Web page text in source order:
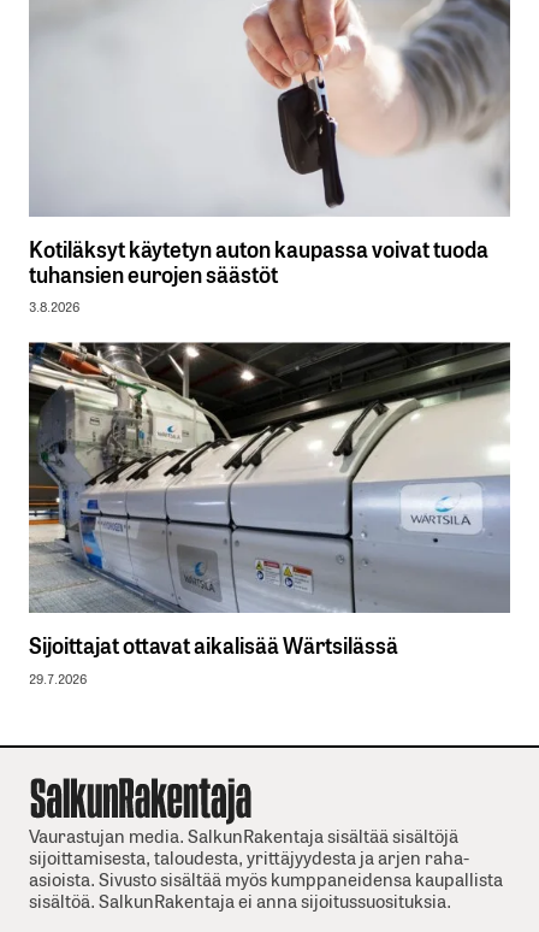
Kotiläksyt käytetyn auton kaupassa voivat tuoda
tuhansien eurojen säästöt
3.8.2026
Sijoittajat ottavat aikalisää Wärtsilässä
29.7.2026
Vaurastujan media. SalkunRakentaja sisältää sisältöjä
sijoittamisesta, taloudesta, yrittäjyydesta ja arjen raha-
asioista. Sivusto sisältää myös kumppaneidensa kaupallista
sisältöä. SalkunRakentaja ei anna sijoitussuosituksia.